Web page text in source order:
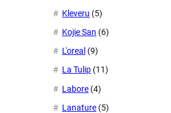
Kleveru (5)
Kojie San (6)
L'oreal (9)
La Tulip (11)
Labore (4)
Lanature (5)